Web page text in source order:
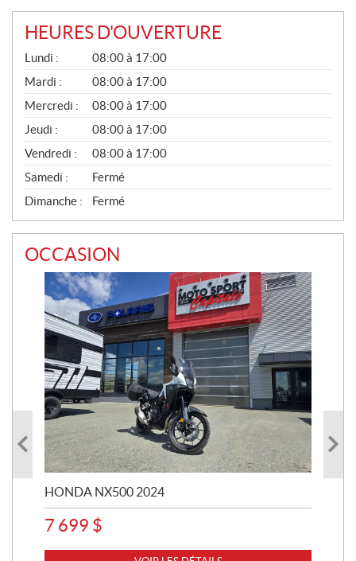
HEURES D'OUVERTURE
G
É
N
É
R
A
L
Lundi :
08:00 à 17:00
Mardi :
08:00 à 17:00
Mercredi :
08:00 à 17:00
Jeudi :
08:00 à 17:00
Vendredi :
08:00 à 17:00
Samedi :
Fermé
Dimanche :
Fermé
OCCASION
HONDA NX500 2024
7 699 $